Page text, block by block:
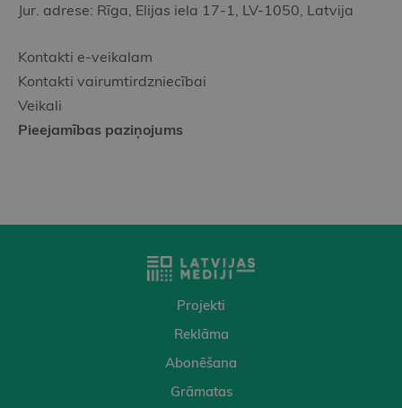
Jur. adrese: Rīga, Elijas iela 17-1, LV-1050, Latvija
Kontakti e-veikalam
Kontakti vairumtirdzniecībai
Veikali
Pieejamības paziņojums
Projekti
Reklāma
Abonēšana
Grāmatas